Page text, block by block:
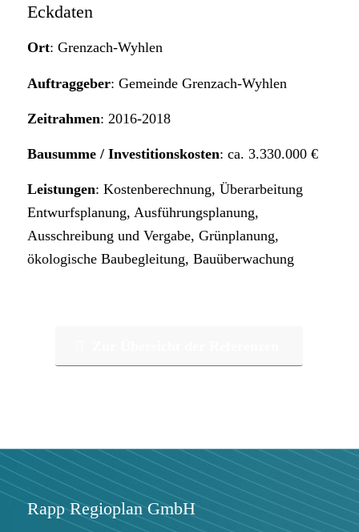
Eckdaten
Ort: Grenzach-Wyhlen
Auftraggeber: Gemeinde Grenzach-Wyhlen
Zeitrahmen: 2016-2018
Bausumme / Investitionskosten: ca. 3.330.000 €
Leistungen: Kostenberechnung, Überarbeitung
Entwurfsplanung, Ausführungsplanung,
Ausschreibung und Vergabe, Grünplanung,
ökologische Baubegleitung, Bauüberwachung
Rapp Regioplan GmbH